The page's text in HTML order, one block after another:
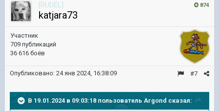
874
[RUDEL]
katjara73
Участник
709 публикаций
36 616 боёв
#7
Опубликовано: 24 янв 2024, 16:38:09
В 19.01.2024 в 09:03:18 пользователь Argond сказал: